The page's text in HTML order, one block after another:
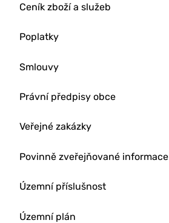
Ceník zboží a služeb
Poplatky
Smlouvy
Právní předpisy obce
Veřejné zakázky
Povinně zveřejňované informace
Územní příslušnost
Územní plán